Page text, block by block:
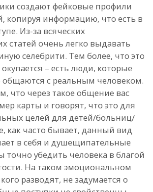
создают фейковые профили
копируя информацию, что есть в
Из-за всяческих
статей очень легко выдавать
селебрити. Тем более, что это
– есть люди, которые
общаются с реальным человеком.
что через такое общение вас
карты и говорят, что это для
целей для детей/больниц/
как часто бывает, данный вид
в себя и душещипательные
точно убедить человека в благой
На таком эмоциональном
разводят, не задумается о